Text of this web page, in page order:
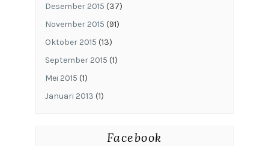
Desember 2015 (37)
November 2015 (91)
Oktober 2015 (13)
September 2015 (1)
Mei 2015 (1)
Januari 2013 (1)
Facebook